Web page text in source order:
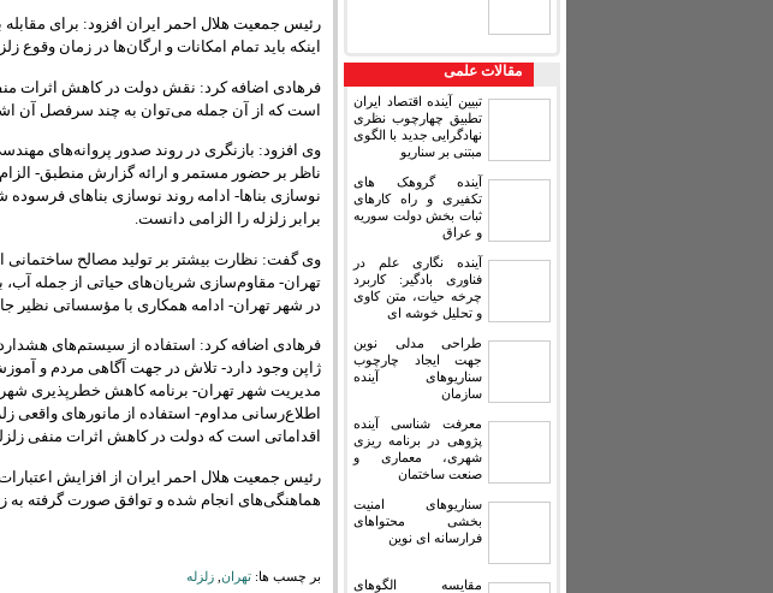
مقالات علمی
تبیین آینده اقتصاد ایران
تطبیق چهارچوب نظری
نهادگرایی جدید با الگوی
مبتنی بر سناریو
آینده گروهک های
تکفیری و راه کارهای
ثبات بخش دولت سوریه
و عراق
آینده نگاری علم در
فناوری بادگیر: کاربرد
چرخه حیات، متن کاوی
و تحلیل خوشه ای
طراحی مدلی نوین
جهت ایجاد چارچوب
سناریوهای آینده
سازمان
معرفت شناسی آینده
پژوهی در برنامه ریزی
شهری، معماری و
صنعت ساختمان
سناریوهای امنیت
بخشی محتواهای
فرارسانه ای نوین
مقایسه‏ الگوهای
رئیس جمعیت هلال احمر ایران افزود: برای مقابله
اینکه باید تمام امکانات و ارگان‌ها در زمان وقوع
فرهادی اضافه کرد: نقش دولت در کاهش اثرات
است که از آن جمله می‌توان به چند سرفصل آن
وی افزود: بازنگری در روند صدور پروانه‌های
ناظر بر حضور مستمر و ارائه گزارش منطبق-
نوسازی بناها- ادامه روند نوسازی بناهای
برابر زلزله را الزامی دانست.
وی گفت: نظارت بیشتر بر تولید مصالح ساختمانی
تهران- مقاوم‌سازی شریان‌های حیاتی از جمله
در شهر تهران- ادامه همکاری با مؤسساتی نظیر
فرهادی اضافه کرد: استفاده از سیستم‌های
ژاپن وجود دارد- تلاش در جهت آگاهی مردم و
مدیریت شهر تهران- برنامه کاهش خطرپذیری شهر
اطلاع‌رسانی مداوم- استفاده از مانورهای واقعی
اقداماتی است که دولت در کاهش اثرات منفی
هماهنگی‌های انجام شده و توافق صورت گرفته به زودی ۴ بالگرد در اختیار هلال احمر ایران
بر چسب ها: تهران زلزله